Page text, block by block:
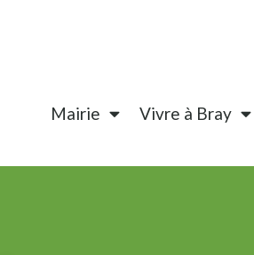
Mairie Vivre à Bray